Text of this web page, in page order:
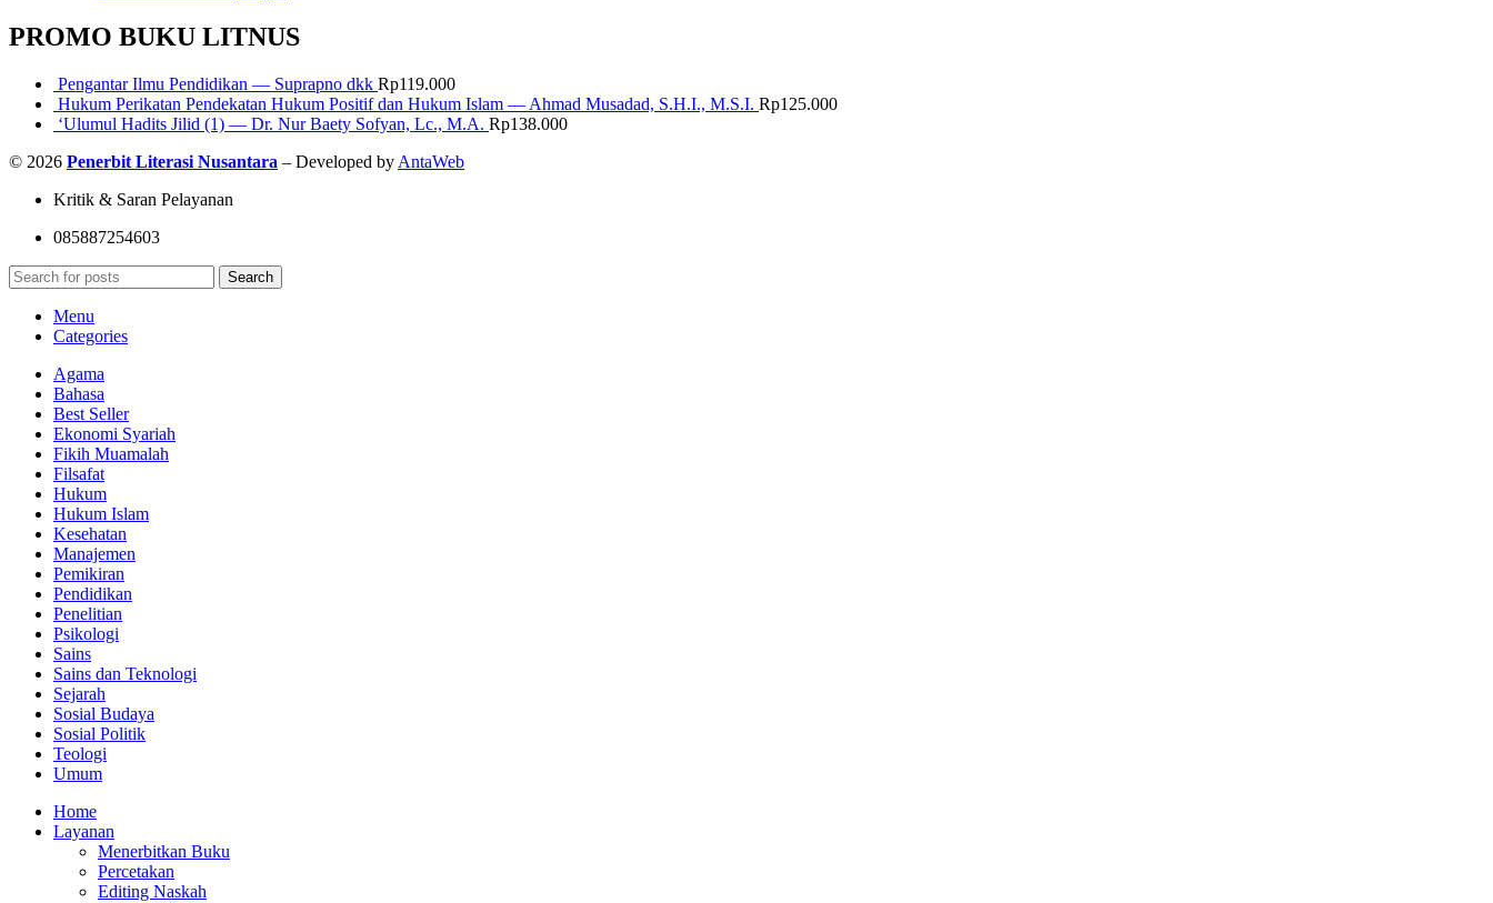
PROMO BUKU LITNUS
Pengantar Ilmu Pendidikan — Suprapno dkk Rp119.000
Hukum Perikatan Pendekatan Hukum Positif dan Hukum Islam — Ahmad Musadad, S.H.I., M.S.I. Rp125.000
‘Ulumul Hadits Jilid (1) — Dr. Nur Baety Sofyan, Lc., M.A. Rp138.000
© 2026 Penerbit Literasi Nusantara – Developed by AntaWeb
Kritik & Saran Pelayanan
085887254603
Search
Menu
Categories
Agama
Bahasa
Best Seller
Ekonomi Syariah
Fikih Muamalah
Filsafat
Hukum
Hukum Islam
Kesehatan
Manajemen
Pemikiran
Pendidikan
Penelitian
Psikologi
Sains
Sains dan Teknologi
Sejarah
Sosial Budaya
Sosial Politik
Teologi
Umum
Home
Layanan
Menerbitkan Buku
Percetakan
Editing Naskah